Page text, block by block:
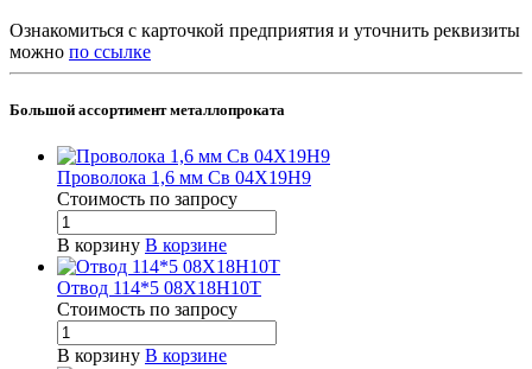
Ознакомиться с карточкой предприятия и уточнить реквизиты
можно по ссылке
Большой ассортимент металлопроката
Проволока 1,6 мм Св 04Х19Н9
Стоимость по запросу
В корзину В корзине
Отвод 114*5 08Х18Н10Т
Стоимость по запросу
В корзину В корзине